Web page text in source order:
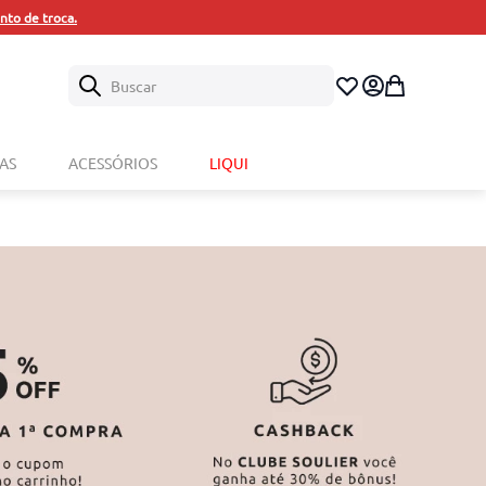
Buscar
ACESSÓRIOS LIQUI